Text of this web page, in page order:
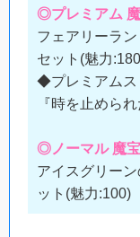
◎プレミアム
フェアリーラ
セット(魅力
◆プレミアムス
『時を止められ
◎ノーマル 魔
アイスグリー
ット(魅力:100)